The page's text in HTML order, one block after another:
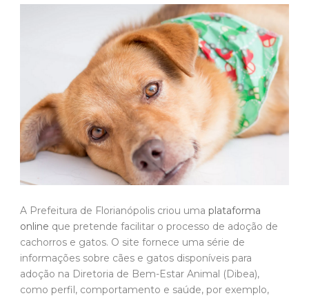
A Prefeitura de Florianópolis criou uma plataforma
online que pretende facilitar o processo de adoção de
cachorros e gatos. O site fornece uma série de
informações sobre cães e gatos disponíveis para
adoção na Diretoria de Bem-Estar Animal (Dibea),
como perfil, comportamento e saúde, por exemplo,